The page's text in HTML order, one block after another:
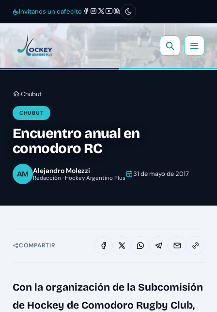
Invitanos un cafecito
›Chubut
CHUBUT
Encuentro anual en
comodoro RC
AM Alejandro Molezzi
Redacción · Hockey Argentino Plus 31 de mayo de 2017
COMPARTIR
Con la organización de la Subcomisión
de Hockey de Comodoro Rugby Club,